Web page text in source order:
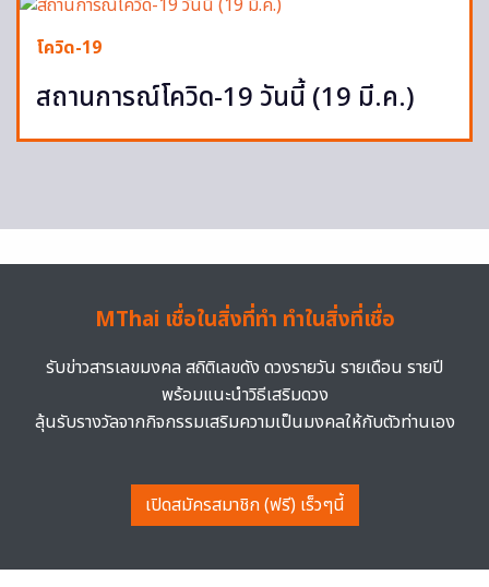
โควิด-19
สถานการณ์โควิด-19 วันนี้ (19 มี.ค.)
MThai เชื่อในสิ่งที่ทำ ทำในสิ่งที่เชื่อ
รับข่าวสารเลขมงคล สถิติเลขดัง ดวงรายวัน รายเดือน รายปี
พร้อมแนะนำวิธีเสริมดวง
ลุ้นรับรางวัลจากกิจกรรมเสริมความเป็นมงคลให้กับตัวท่านเอง
เปิดสมัครสมาชิก (ฟรี) เร็วๆนี้